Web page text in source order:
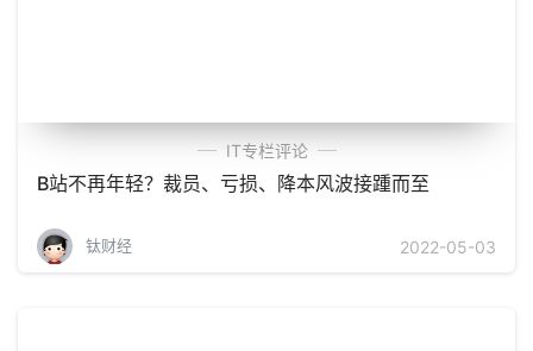
IT专栏评论
B站不再年轻？裁员、亏损、降本风波接踵而至
钛财经 2022-05-03